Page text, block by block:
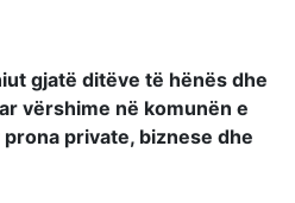
gjatë ditëve të hënës dhe
vërshime në komunën e
private, biznese dhe